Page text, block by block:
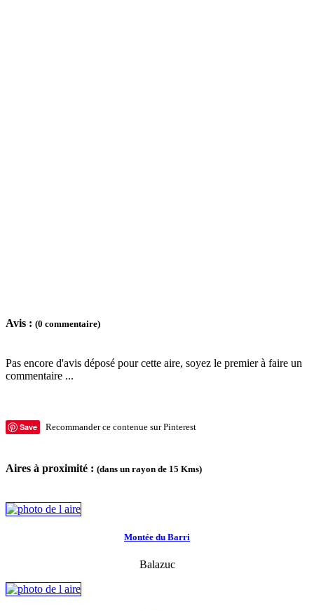
Avis : (0 commentaire)
Pas encore d'avis déposé pour cette aire, soyez le premier à faire un
commentaire ...
Save Recommander ce contenue sur Pinterest
Aires à proximité : (dans un rayon de 15 Kms)
Montée du Barri
Balazuc